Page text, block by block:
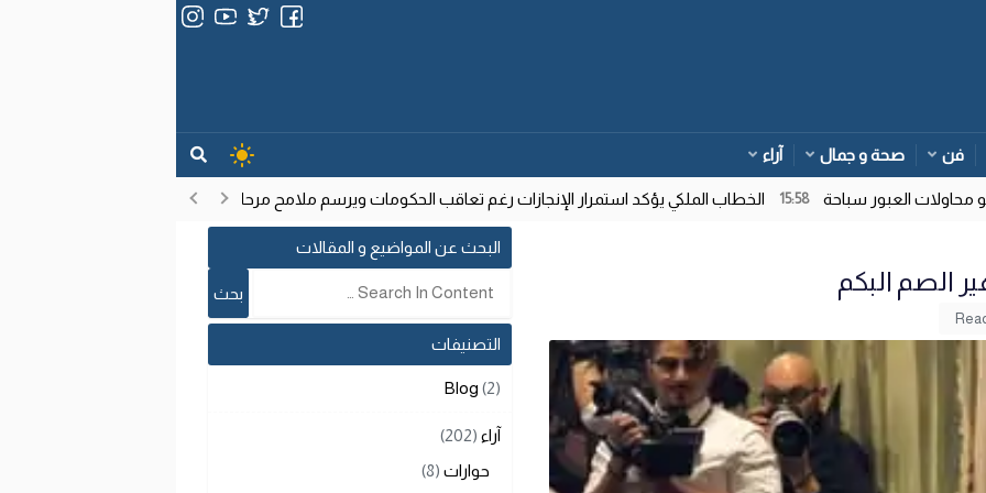
فن صحة و جمال آراء
العبور سباحة 15:58 الخطاب الملكي يؤكد استمرار الإنجازات رغم تعاقب الحكومات ويرسم ملامح مرحلة تنموية جديدة
الصم البكم
البحث عن المواضيع و المقالات
التصنيفات
Blog (2)
آراء (202)
حوارات (8)